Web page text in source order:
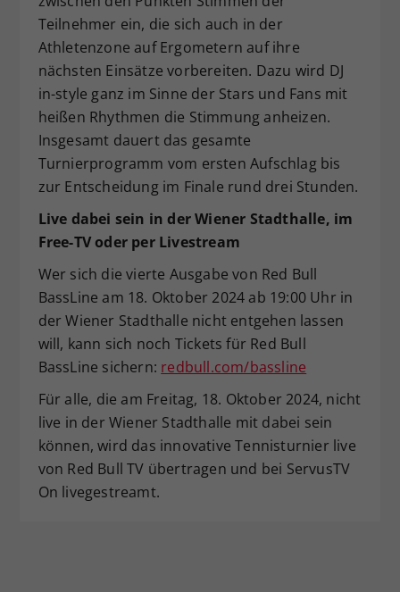
Teilnehmer ein, die sich auch in der
Athletenzone auf Ergometern auf ihre
nächsten Einsätze vorbereiten. Dazu wird DJ
in-style ganz im Sinne der Stars und Fans mit
heißen Rhythmen die Stimmung anheizen.
Insgesamt dauert das gesamte
Turnierprogramm vom ersten Aufschlag bis
zur Entscheidung im Finale rund drei Stunden.
Live dabei sein in der Wiener Stadthalle, im
Free-TV oder per Livestream
Wer sich die vierte Ausgabe von Red Bull
BassLine am 18. Oktober 2024 ab 19:00 Uhr in
der Wiener Stadthalle nicht entgehen lassen
will, kann sich noch Tickets für Red Bull
BassLine sichern: redbull.com/bassline
Für alle, die am Freitag, 18. Oktober 2024, nicht
live in der Wiener Stadthalle mit dabei sein
können, wird das innovative Tennisturnier live
von Red Bull TV übertragen und bei ServusTV
On livegestreamt.